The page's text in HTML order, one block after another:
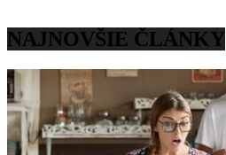
NAJNOVŠIE ČLÁNKY